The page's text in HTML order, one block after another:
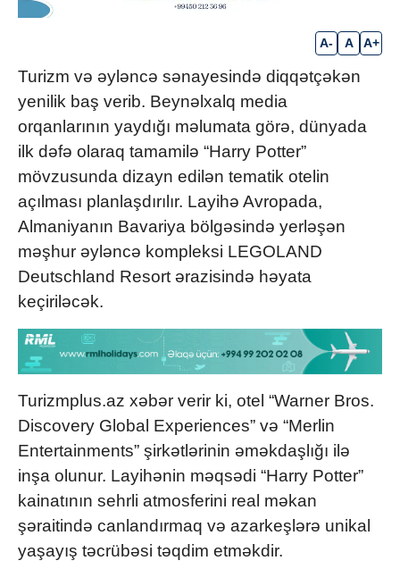
A- A A+
Turizm və əyləncə sənayesində diqqətçəkən
yenilik baş verib. Beynəlxalq media
orqanlarının yaydığı məlumata görə, dünyada
ilk dəfə olaraq tamamilə “Harry Potter”
mövzusunda dizayn edilən tematik otelin
açılması planlaşdırılır. Layihə Avropada,
Almaniyanın Bavariya bölgəsində yerləşən
məşhur əyləncə kompleksi LEGOLAND
Deutschland Resort ərazisində həyata
keçiriləcək.
Turizmplus.az xəbər verir ki, otel “Warner Bros.
Discovery Global Experiences” və “Merlin
Entertainments” şirkətlərinin əməkdaşlığı ilə
inşa olunur. Layihənin məqsədi “Harry Potter”
kainatının sehrli atmosferini real məkan
şəraitində canlandırmaq və azarkeşlərə unikal
yaşayış təcrübəsi təqdim etməkdir.